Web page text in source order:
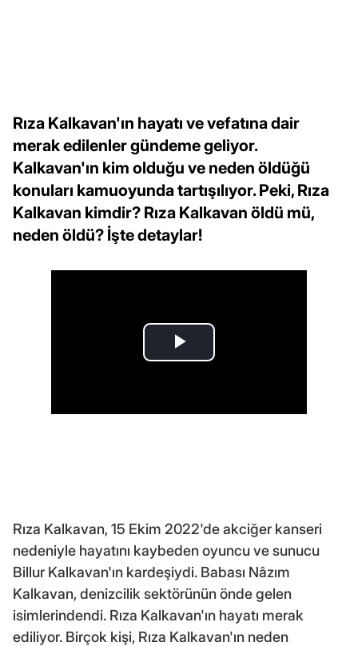
Rıza Kalkavan'ın hayatı ve vefatına dair
merak edilenler gündeme geliyor.
Kalkavan'ın kim olduğu ve neden öldüğü
konuları kamuoyunda tartışılıyor. Peki, Rıza
Kalkavan kimdir? Rıza Kalkavan öldü mü,
neden öldü? İşte detaylar!
Rıza Kalkavan, 15 Ekim 2022'de akciğer kanseri
nedeniyle hayatını kaybeden oyuncu ve sunucu
Billur Kalkavan'ın kardeşiydi. Babası Nâzım
Kalkavan, denizcilik sektörünün önde gelen
isimlerindendi. Rıza Kalkavan'ın hayatı merak
ediliyor. Birçok kişi, Rıza Kalkavan'ın neden